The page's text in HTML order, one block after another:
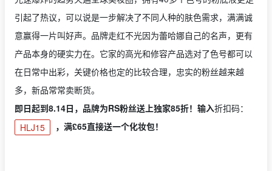
引起了热议，可以说是一步解决了不同人种的肤色需求，满满诚
意赢得一片叫好声。品牌走红不光因为蕾哈娜自己的名声，更有
产品本身的硬实力在。它家的高光和修容产品选对了色号都可以
在日常中出彩，关键价格也定的比较合理，忠实的粉丝越来越
多，新品常常卖断货。
即日起到8.14日，品牌为RS粉丝送上独家85折！输入折扣码：
HLJ15
，满£65直接送一个化妆包！